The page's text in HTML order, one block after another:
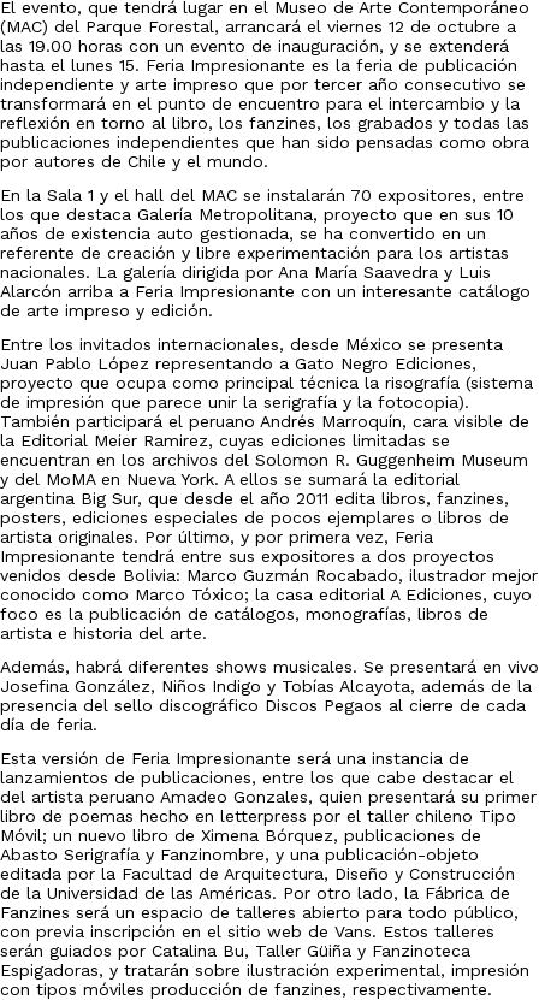
El evento, que tendrá lugar en el Museo de Arte Contemporáneo
(MAC) del Parque Forestal, arrancará el viernes 12 de octubre a
las 19.00 horas con un evento de inauguración, y se extenderá
hasta el lunes 15. Feria Impresionante es la feria de publicación
independiente y arte impreso que por tercer año consecutivo se
transformará en el punto de encuentro para el intercambio y la
reflexión en torno al libro, los fanzines, los grabados y todas las
publicaciones independientes que han sido pensadas como obra
por autores de Chile y el mundo.
En la Sala 1 y el hall del MAC se instalarán 70 expositores, entre
los que destaca Galería Metropolitana, proyecto que en sus 10
años de existencia auto gestionada, se ha convertido en un
referente de creación y libre experimentación para los artistas
nacionales. La galería dirigida por Ana María Saavedra y Luis
Alarcón arriba a Feria Impresionante con un interesante catálogo
de arte impreso y edición.
Entre los invitados internacionales, desde México se presenta
Juan Pablo López representando a Gato Negro Ediciones,
proyecto que ocupa como principal técnica la risografía (sistema
de impresión que parece unir la serigrafía y la fotocopia).
También participará el peruano Andrés Marroquín, cara visible de
la Editorial Meier Ramirez, cuyas ediciones limitadas se
encuentran en los archivos del Solomon R. Guggenheim Museum
y del MoMA en Nueva York. A ellos se sumará la editorial
argentina Big Sur, que desde el año 2011 edita libros, fanzines,
posters, ediciones especiales de pocos ejemplares o libros de
artista originales. Por último, y por primera vez, Feria
Impresionante tendrá entre sus expositores a dos proyectos
venidos desde Bolivia: Marco Guzmán Rocabado, ilustrador mejor
conocido como Marco Tóxico; la casa editorial A Ediciones, cuyo
foco es la publicación de catálogos, monografías, libros de
artista e historia del arte.
Además, habrá diferentes shows musicales. Se presentará en vivo
Josefina González, Niños Indigo y Tobías Alcayota, además de la
presencia del sello discográfico Discos Pegaos al cierre de cada
día de feria.
Esta versión de Feria Impresionante será una instancia de
lanzamientos de publicaciones, entre los que cabe destacar el
del artista peruano Amadeo Gonzales, quien presentará su primer
libro de poemas hecho en letterpress por el taller chileno Tipo
Móvil; un nuevo libro de Ximena Bórquez, publicaciones de
Abasto Serigrafía y Fanzinombre, y una publicación-objeto
editada por la Facultad de Arquitectura, Diseño y Construcción
de la Universidad de las Américas. Por otro lado, la Fábrica de
Fanzines será un espacio de talleres abierto para todo público,
con previa inscripción en el sitio web de Vans. Estos talleres
serán guiados por Catalina Bu, Taller Güiña y Fanzinoteca
Espigadoras, y tratarán sobre ilustración experimental, impresión
con tipos móviles producción de fanzines, respectivamente.